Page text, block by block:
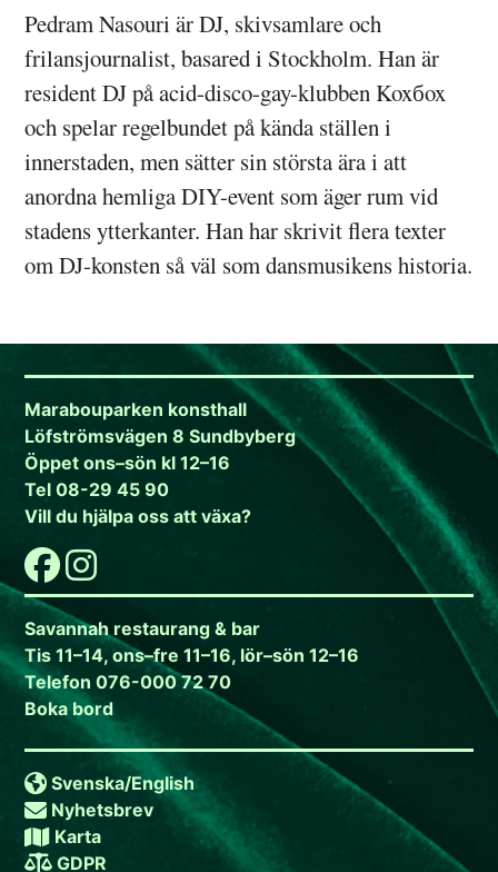
Pedram Nasouri är DJ, skivsamlare och
frilansjournalist, basared i Stockholm. Han är
resident DJ på acid-disco-gay-klubben Koxбox
och spelar regelbundet på kända ställen i
innerstaden, men sätter sin största ära i att
anordna hemliga DIY-event som äger rum vid
stadens ytterkanter. Han har skrivit flera texter
om DJ-konsten så väl som dansmusikens historia.
Marabouparken konsthall
Löfströmsvägen 8 Sundbyberg
Öppet ons–sön kl 12–16
Tel 08-29 45 90
Vill du hjälpa oss att växa?
Savannah restaurang & bar
Tis 11–14, ons–fre 11–16, lör–sön 12–16
Telefon 076-000 72 70
Boka bord
Svenska/English
Nyhetsbrev
Karta
GDPR